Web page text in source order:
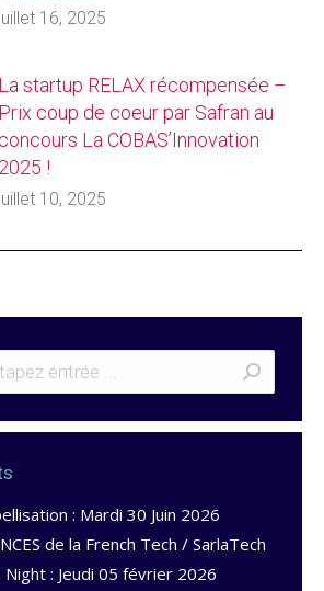
juillet 16, 2025
La startup RELAX récompensée –
Prix coup de coeur par Safran au
concours La COBAS’Innovation
2025 !
juillet 10, 2025
: Mardi 30 Juin 2026
de la French Tech / SarlaTech
Night : Jeudi 05 février 2026